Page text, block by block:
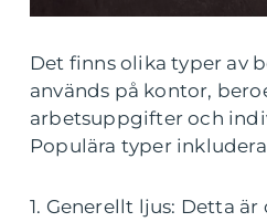
Det finns olika typer av
används på kontor,
arbetsuppgifter och
Populära typer
1. Generellt ljus: Detta